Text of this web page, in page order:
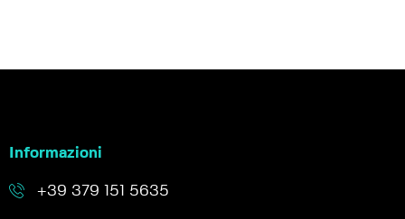
Informazioni
+39 379 151 5635